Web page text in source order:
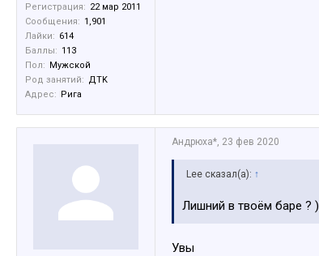
Регистрация: 22 мар 2011
Сообщения: 1,901
Лайки: 614
Баллы: 113
Пол: Мужской
Род занятий:
ДTK
Адрес: Рига
Андрюха* 23 фев 2020
Lee сказал(а): ↑
Лишний в твоём баре ? )
Увы